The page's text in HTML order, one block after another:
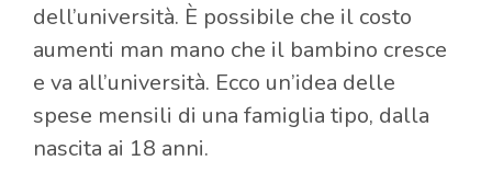
dell’università. È possibile che il costo
aumenti man mano che il bambino cresce
e va all’università. Ecco un’idea delle
spese mensili di una famiglia tipo, dalla
nascita ai 18 anni.